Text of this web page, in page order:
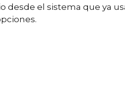
desde el sistema que ya